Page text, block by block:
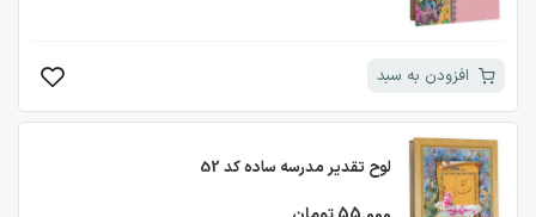
افزودن به سبد
لوح تقدیر مدرسه ساده کد 52